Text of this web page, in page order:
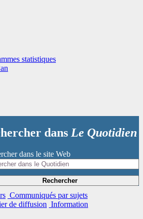
statistiques
dans Le Quotidien
dans le site Web
Rechercher
Communiqués par sujets
de diffusion Information